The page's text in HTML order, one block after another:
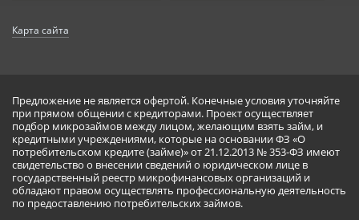
Карта сайта
Предложение не является офертой. Конечные условия уточняйте
при прямом общении с кредиторами. Проект осуществляет
подбор микрозаймов между лицом, желающим взять займ, и
кредитными учреждениями, которые на основании ФЗ «О
потребительском кредите (займе)» от 21.12.2013 № 353-ФЗ имеют
свидетельство о внесении сведений о юридическом лице в
государственный реестр микрофинансовых организаций и
обладают правом осуществлять профессиональную деятельность
по предоставлению потребительских займов.